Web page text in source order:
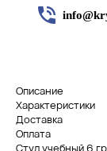
Описание
Характеристики
Доставка
Оплата
Стул учебный 6